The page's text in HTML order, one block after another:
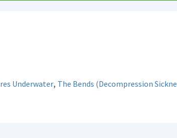
Underwater, The Bends (Decompression